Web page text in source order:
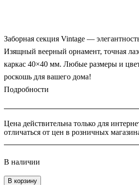
Заборная секция Vintage —
Изящный веерный орнамент, точная
каркас 40×40 мм. Любые размеры и
роскошь для вашего дома!
Подробности
Цена действительна только для
отличаться от цен в розничных
В наличии
В корзину